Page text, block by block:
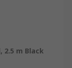
2.5 m Black